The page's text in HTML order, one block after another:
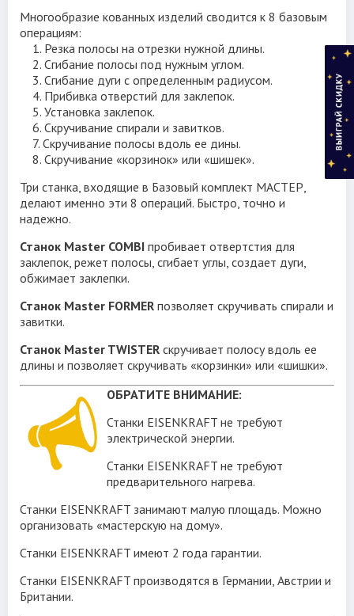
Многообразие кованных изделий сводится к 8 базовым
операциям:
1. Резка полосы на отрезки нужной длины.
2. Сгибание полосы под нужным углом.
3. Сгибание дуги с определенным радиусом.
4. Прибивка отверстий для заклепок.
5. Установка заклепок.
6. Скручивание спирали и завитков.
7. Скручивание полосы вдоль ее дины.
8. Скручивание «корзинок» или «шишек».
Три станка, входящие в Базовый комплект МАСТЕР,
делают именно эти 8 операций. Быстро, точно и
надежно.
Станок Master COMBI пробивает отвертстия для
заклепок, режет полосы, сгибает углы, создает дуги,
обжимает заклепки.
Станок Master FORMER позволяет скручивать спирали и
завитки.
Станок Master TWISTER скручивает полосу вдоль ее
длины и позволяет скручивать «корзинки» или «шишки».
ОБРАТИТЕ ВНИМАНИЕ:
Станки EISENKRAFT не требуют
электрической энергии.
Станки EISENKRAFT не требуют
предварительного нагрева.
Станки EISENKRAFT занимают малую площадь. Можно
организовать «мастерскую на дому».
Станки EISENKRAFT имеют 2 года гарантии.
Станки EISENKRAFT производятся в Германии, Австрии и
Британии.
Eisenkraft MASTER COMBI 5/2
Eisenkraft MASTER TWISTER 3/1